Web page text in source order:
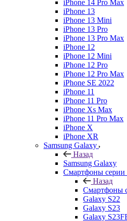
iPhone 14 Pro Max
iPhone 13
iPhone 13 Mini
iPhone 13 Pro
iPhone 13 Pro Max
iPhone 12
iPhone 12 Mini
iPhone 12 Pro
iPhone 12 Pro Max
iPhone SE 2022
iPhone 11
iPhone 11 Pro
iPhone Xs Max
iPhone 11 Pro Max
iPhone X
iPhone XR
Samsung Galaxy
Назад
Samsung Galaxy
Смартфоны серии
Назад
Смартфоны
Galaxy S22
Galaxy S23
Galaxy